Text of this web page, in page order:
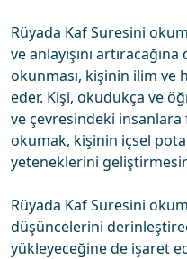
Rüyada Kaf Suresini
ve anlayışını
okunması, kişinin ilim ve
eder. Kişi, okudukça ve
ve çevresindeki insanlara
okumak, kişinin içsel
yeteneklerini
Rüyada Kaf Suresini
düşüncelerini
yükleyeceğine de işaret